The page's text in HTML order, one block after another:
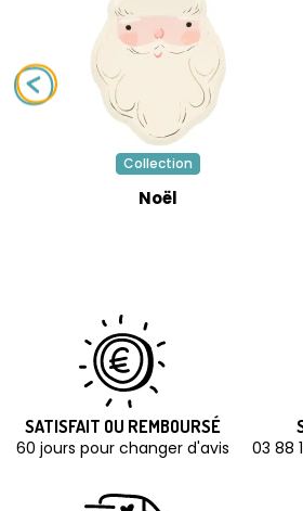
Collection
Noël
SATISFAIT OU REMBOURSÉ
60 jours pour changer d'avis
03 88